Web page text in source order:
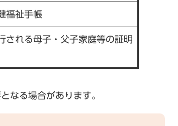
福祉手帳
される母子・父子家庭等の証明
なる場合があります。